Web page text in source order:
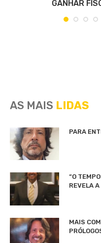
GANHAR
AS MAIS LIDAS
PARA
“O
REVELA
MAIS